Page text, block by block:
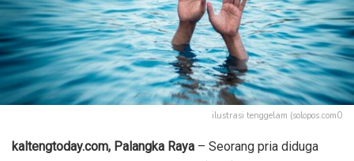
ilustrasi tenggelam (solopos.com0
kaltengtoday.com, Palangka Raya – Seorang pria diduga